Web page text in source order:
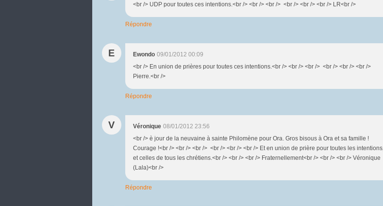
<br /> UDP pour toutes ces intentions.<br /> <br /> <br /> <br /> <br /> <br /> LR<br />
Répondre
E Ewondo 09/01/2012 00:09
<br /> En union de prières pour toutes ces intentions.<br /> <br /> <br /> <br /> <br /> <br />
Pierre.<br />
Répondre
V Véronique 08/01/2012 23:56
<br /> è jour de la neuvaine à sainte Philomène pour Ora. Gros bisous à Ora et sa famille !
Courage !<br /> <br /> <br /> <br /> <br /> <br /> Et en union de prière pour toutes les intentions,
et celles de tous les chrétiens.<br /> <br /> <br /> Fraternellement<br /> <br /> <br /> Véronique
(Lala)<br />
Répondre